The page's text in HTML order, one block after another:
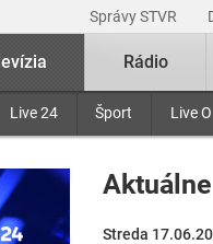
Správy STVR
Live 24 Šport Live O
Rádio
Streda